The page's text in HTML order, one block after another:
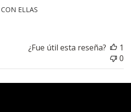
ELLAS
¿Fue útil esta reseña?
1
0